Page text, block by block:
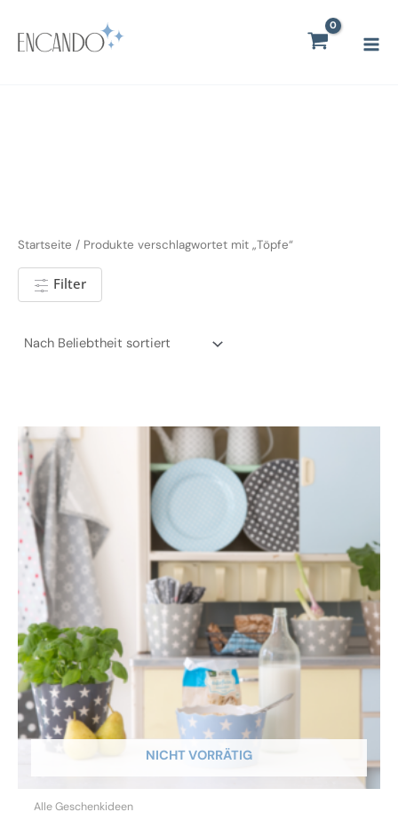
Inhalt
springen
Startseite / Produkte verschlagwortet mit „Töpfe“
Filter
NICHT VORRÄTIG
Alle Geschenkideen